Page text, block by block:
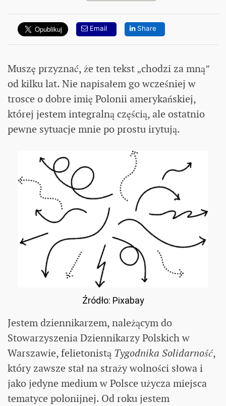
Email Share
Muszę przyznać, że ten tekst „chodzi za mną”
od kilku lat. Nie napisałem go wcześniej w
trosce o dobre imię Polonii amerykańskiej,
której jestem integralną częścią, ale ostatnio
pewne sytuacje mnie po prostu irytują.
Źródło: Pixabay
Jestem dziennikarzem, należącym do
Stowarzyszenia Dziennikarzy Polskich w
Warszawie, felietonistą Tygodnika Solidarność,
który zawsze stał na straży wolności słowa i
jako jedyne medium w Polsce użycza miejsca
tematyce polonijnej. Od roku jestem